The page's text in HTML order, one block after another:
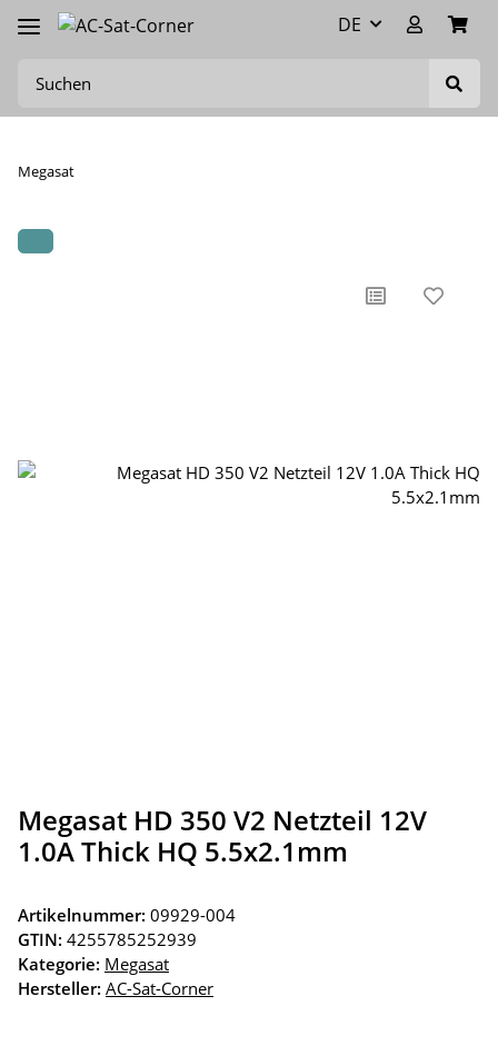
DE
Megasat
Megasat HD 350 V2 Netzteil 12V
1.0A Thick HQ 5.5x2.1mm
Artikelnummer: 09929-004
GTIN: 4255785252939
Kategorie: Megasat
Hersteller: AC-Sat-Corner